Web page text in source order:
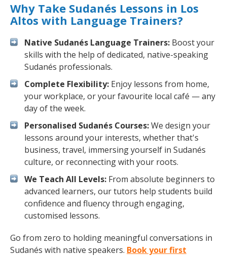
Why Take Sudanés Lessons in Los
Altos with Language Trainers?
Native Sudanés Language Trainers: Boost your
skills with the help of dedicated, native-speaking
Sudanés professionals.
Complete Flexibility: Enjoy lessons from home,
your workplace, or your favourite local café — any
day of the week.
Personalised Sudanés Courses:We design your
lessons around your interests, whether that's
business, travel, immersing yourself in Sudanés
culture, or reconnecting with your roots.
We Teach All Levels: From absolute beginners to
advanced learners, our tutors help students build
confidence and fluency through engaging,
customised lessons.
Go from zero to holding meaningful conversations in
Sudanés with native speakers. Book your first